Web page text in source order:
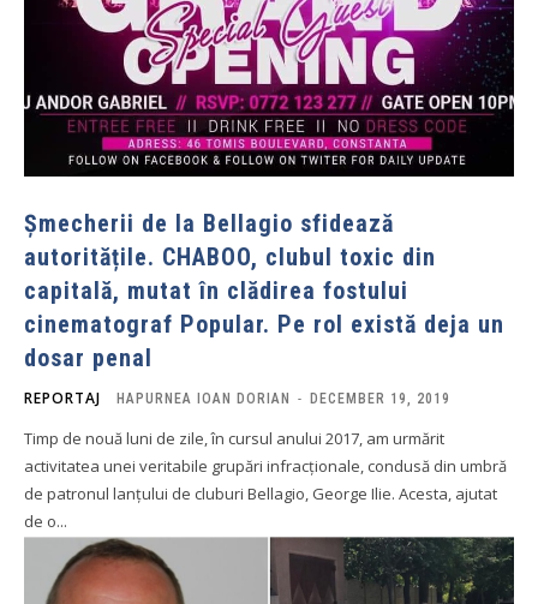
Șmecherii de la Bellagio sfidează
autoritățile. CHABOO, clubul toxic din
capitală, mutat în clădirea fostului
cinematograf Popular. Pe rol există deja un
dosar penal
REPORTAJ HAPURNEA IOAN DORIAN - DECEMBER 19, 2019
Timp de nouă luni de zile, în cursul anului 2017, am urmărit
activitatea unei veritabile grupări infracționale, condusă din umbră
de patronul lanțului de cluburi Bellagio, George Ilie. Acesta, ajutat
de o...